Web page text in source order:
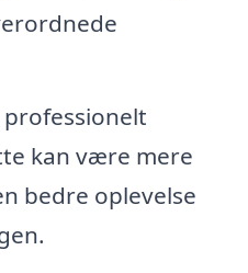
kan være mere
bedre oplevelse